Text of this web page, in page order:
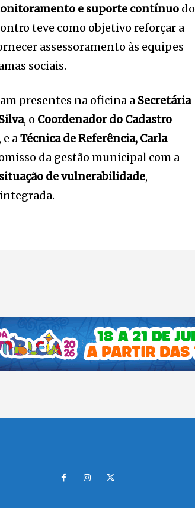
e suporte contínuo do
teve como objetivo reforçar a
assessoramento às equipes
sociais.
presentes na oficina a Secretária
, o Coordenador do Cadastro
, e aTécnica de Referência, Carla
da gestão municipal com a
de vulnerabilidade,